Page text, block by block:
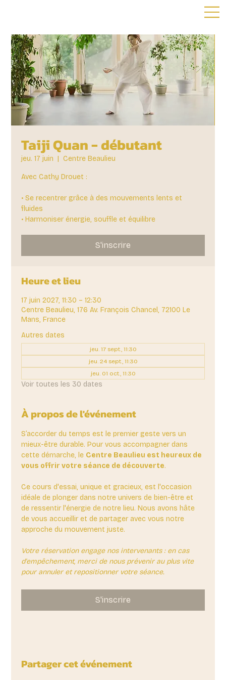
Taiji Quan - débutant
jeu. 17 juin
  |
Centre Beaulieu
Avec Cathy Drouet :
• Se recentrer grâce à des mouvements lents et
fluides
• Harmoniser énergie, souffle et équilibre
S'inscrire
Heure et lieu
17 juin 2027, 11:30 – 12:30
Centre Beaulieu, 176 Av. François Chancel, 72100 Le
Mans, France
Autres dates
jeu. 17 sept., 11:30
jeu. 24 sept., 11:30
jeu. 01 oct., 11:30
Voir toutes les 30 dates
À propos de l'événement
S’accorder du temps est le premier geste vers un
mieux-être durable. Pour vous accompagner dans
cette démarche, le Centre Beaulieu est heureux de
vous offrir votre séance de découverte.
Ce cours d'essai, unique et gracieux, est l'occasion
idéale de plonger dans notre univers de bien-être et
de ressentir l'énergie de notre lieu. Nous avons hâte
de vous accueillir et de partager avec vous notre
approche du mouvement juste.
Votre réservation engage nos intervenants : en cas
d'empêchement, merci de nous prévenir au plus vite
pour annuler et repositionner votre séance.
S'inscrire
Partager cet événement